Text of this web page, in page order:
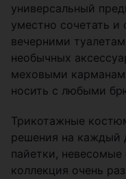
универсальный
уместно сочетать
вечерними
необычных
меховыми
носить с любыми
Трикотажные
решения на каждый
пайетки,
коллекция очень